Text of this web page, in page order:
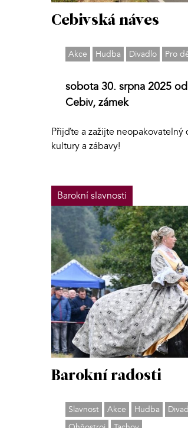
Cebivská náves
Akce Hudba Divadlo Pro
sobota 30. srpna 2025
Cebiv, zámek
Přijďte a zažijte
kultury a zábavy!
Barokní slavnosti
Barokní radosti
Slavnost Akce Hudba